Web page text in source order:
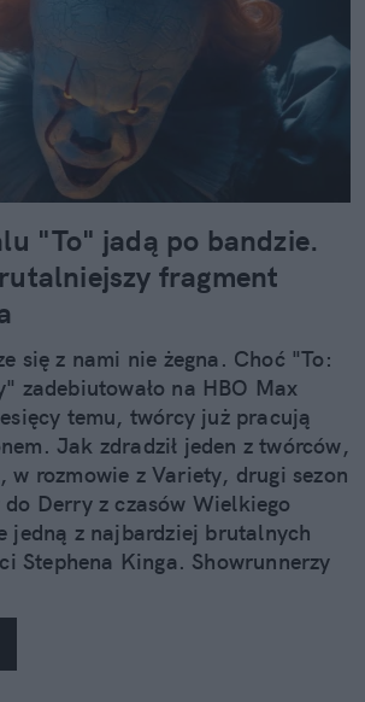
"To" jadą po bandzie.
fragment
się z nami nie żegna. Choć "To:
zadebiutowało na HBO Max
temu, twórcy już pracują
Jak zdradził jeden z twórców,
w rozmowie z Variety, drugi sezon
Derry z czasów Wielkiego
jedną z najbardziej brutalnych
Stephena Kinga. Showrunnerzy